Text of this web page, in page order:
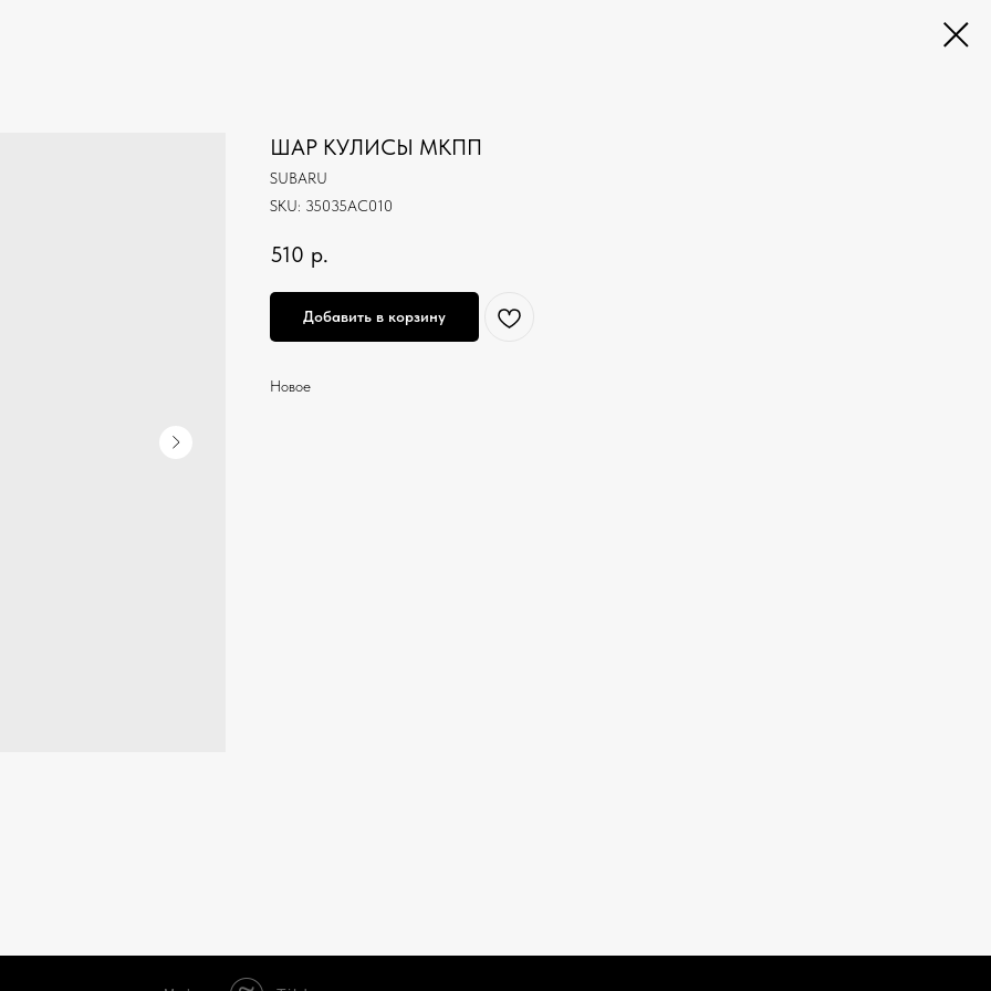
ШАР КУЛИСЫ МКПП
SUBARU
SKU: 35035AC010
510 р.
Добавить в корзину
Новое